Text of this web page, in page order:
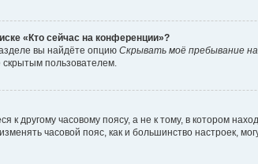
«Кто сейчас на конференции»?
вы найдёте опцию Скрывать моё пребывание
скрытым пользователем.
к другому часовому поясу, а не к тому, в котором
часовой пояс, как и большинство настроек,